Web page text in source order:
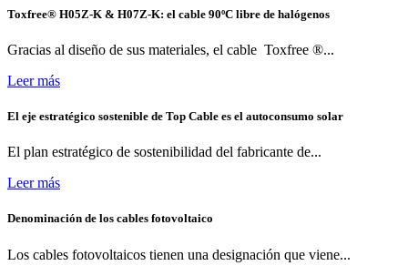
Toxfree® H05Z-K & H07Z-K: el cable 90ºC libre de halógenos
Gracias al diseño de sus materiales, el cable Toxfree ®...
Leer más
El eje estratégico sostenible de Top Cable es el autoconsumo solar
El plan estratégico de sostenibilidad del fabricante de...
Leer más
Denominación de los cables fotovoltaico
Los cables fotovoltaicos tienen una designación que viene...